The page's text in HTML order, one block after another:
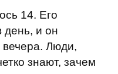
14. Его
день, и он
вечера. Люди,
знают, зачем